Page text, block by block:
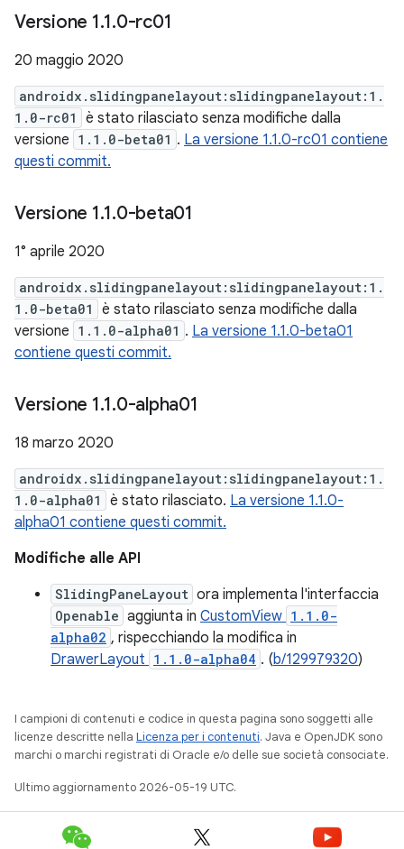
Versione 1.1.0-rc01
20 maggio 2020
androidx.slidingpanelayout:slidingpanelayout:1.
1.0-rc01
è stato rilasciato senza modifiche dalla
versione 1.1.0-beta01 . La versione 1.1.0-rc01 contiene
questi commit.
Versione 1.1.0-beta01
1° aprile 2020
androidx.slidingpanelayout:slidingpanelayout:1.
1.0-beta01
è stato rilasciato senza modifiche dalla
versione 1.1.0-alpha01 . La versione 1.1.0-beta01
contiene questi commit.
Versione 1.1.0-alpha01
18 marzo 2020
androidx.slidingpanelayout:slidingpanelayout:1.
1.0-alpha01
è stato rilasciato. La versione 1.1.0-
alpha01 contiene questi commit.
Modifiche alle API
SlidingPaneLayout ora implementa l'interfaccia
Openable aggiunta in CustomView 1.1.0-
alpha02 , rispecchiando la modifica in
DrawerLayout 1.1.0-alpha04 . (b/129979320)
I campioni di contenuti e codice in questa pagina sono soggetti alle
licenze descritte nella Licenza per i contenuti. Java e OpenJDK sono
marchi o marchi registrati di Oracle e/o delle sue società consociate.
Ultimo aggiornamento 2026-05-19 UTC.